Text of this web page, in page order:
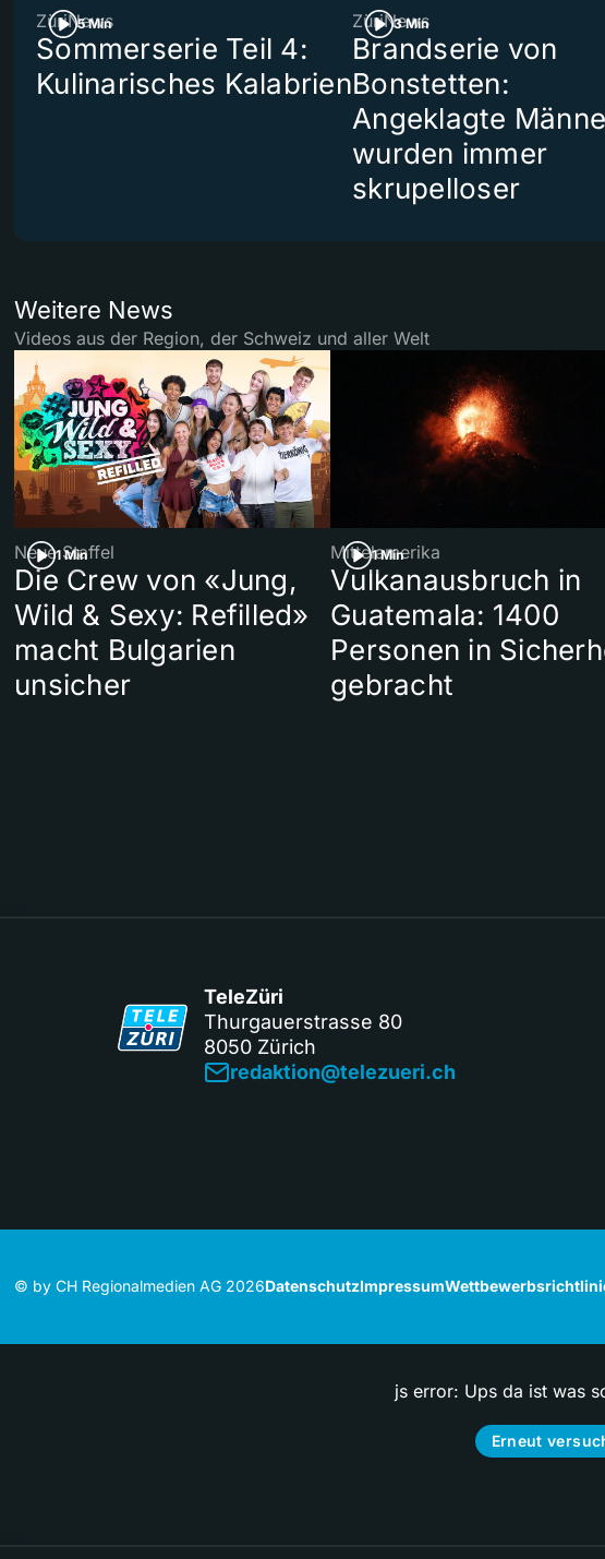
5 Min
ZüriNews
Sommerserie Teil 4:
Kulinarisches Kalabrien
3 Min
ZüriNews
Brandserie von
Bonstetten:
Angeklagte
wurden immer
skrupelloser
Weitere News
Videos aus der Region, der Schweiz und aller Welt
1 Min
Neue Staffel
Die Crew von «Jung,
Wild & Sexy: Refilled»
macht Bulgarien
unsicher
1 Min
Mittelamerika
Vulkanausbruch in
Guatemala: 1400
Personen in
gebracht
TeleZüri
Thurgauerstrasse 80
8050 Zürich
redaktion@telezueri.ch
© by CH Regionalmedien AG 2026DatenschutzImpressum
js error: Ups da ist was
Erneut